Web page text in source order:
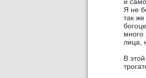
Я не
так
много
лица,
В